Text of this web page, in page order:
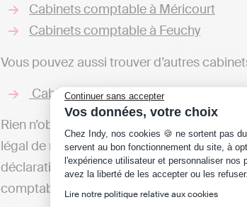
Continuer sans accepter
Vos données, votre choix
Plateforme de Gestion du
Chez Indy, nos cookies 🍪 ne sortent pas
servent au bon fonctionnement du site, à
l'expérience utilisateur et personnaliser nos
avez la liberté de les accepter ou les refuser.
Lire notre politique relative aux cookies
Axeptio consent
Cabinets comptable à Méricourt
Cabinets comptable à Feuchy
Vous pouvez aussi trouver d’autres
Cabinets comptable dans le Pas-de-
Rien n’oblige les professionnels à faire
légal de réaliser sa comptabilité soi-
déclarations fiscales et automatiser sa
comptable, (implanté à Frévent ou